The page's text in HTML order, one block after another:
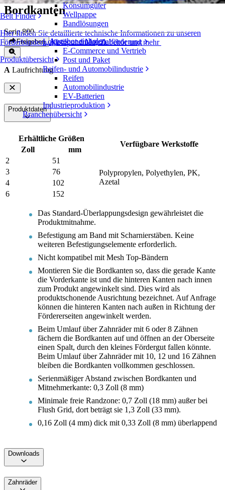
Belt Finder
Hier finden Sie detaillierte technische Informationen zu unseren
Förderbändern, Komponenten, Zubehör und mehr
Produktübersicht
Konsumgüter
Wellpappe
Bandlösungen
Logistik und Materialförderung
E-Commerce und Vertrieb
Post und Paket
Reifen- und Automobilindustrie
Reifen
Automobilindustrie
EV-Batterien
Industrieproduktion
Branchenübersicht
Bordkanten
Serie 800
Freigeben Angebot einholen
A Laufrichtung
Produktdaten
Erhältliche Größen
Verfügbare Werkstoffe
Zoll
mm
2
51
Polypropylen, Polyethylen, PK,
Azetal
3
76
4
102
6
152
Das Standard-Überlappungsdesign gewährleistet die
Produktmitnahme.
Befestigung am Band mit Scharnierstäben. Keine
weiteren Befestigungselemente erforderlich.
Nicht kompatibel mit Mesh Top-Bändern
Montieren Sie die Bordkanten so, dass die gerade Kante
die Vorderkante ist und die hinteren Kanten nach innen
zum Produkt angewinkelt sind. Dies wird als
produktschonende Ausrichtung bezeichnet. Auf Anfrage
können die hinteren Kanten nach außen in Richtung der
Fördererseiten angewinkelt werden.
Beim Umlauf über Zahnräder mit 6 oder 8 Zähnen
fächern die Bordkanten auf und öffnen an der Oberseite
einen Spalt, durch den kleines Fördergut fallen könnte.
Beim Umlauf über Zahnräder mit 10, 12 und 16 Zähnen
bleiben die Bordkanten vollkommen geschlossen.
Serienmäßiger Abstand zwischen Bordkanten und
Mitnehmerkante: 0,3 Zoll (8 mm)
Minimale freie Randzone: 0,7 Zoll (18 mm) außer bei
Flush Grid, dort beträgt sie 1,3 Zoll (33 mm).
0,16 Zoll (4 mm) dick mit 0,33 Zoll (8 mm) überlappend
Downloads
Zahnräder